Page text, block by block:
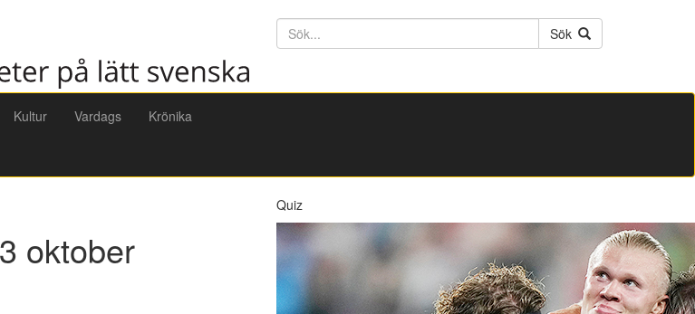
Söktext
Sök
Kultur Vardags Krönika
oktober
Quiz